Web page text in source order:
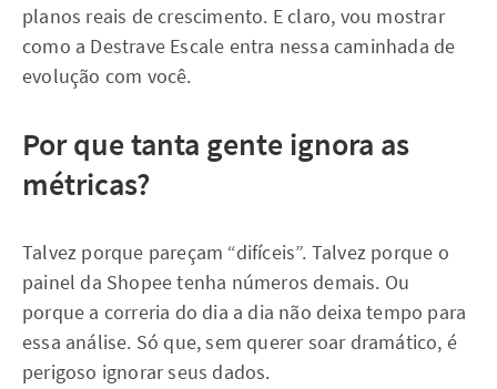
planos reais de crescimento. E claro, vou mostrar
como a Destrave Escale entra nessa caminhada de
evolução com você.
Por que tanta gente ignora as
métricas?
Talvez porque pareçam “difíceis”. Talvez porque o
painel da Shopee tenha números demais. Ou
porque a correria do dia a dia não deixa tempo para
essa análise. Só que, sem querer soar dramático, é
perigoso ignorar seus dados.